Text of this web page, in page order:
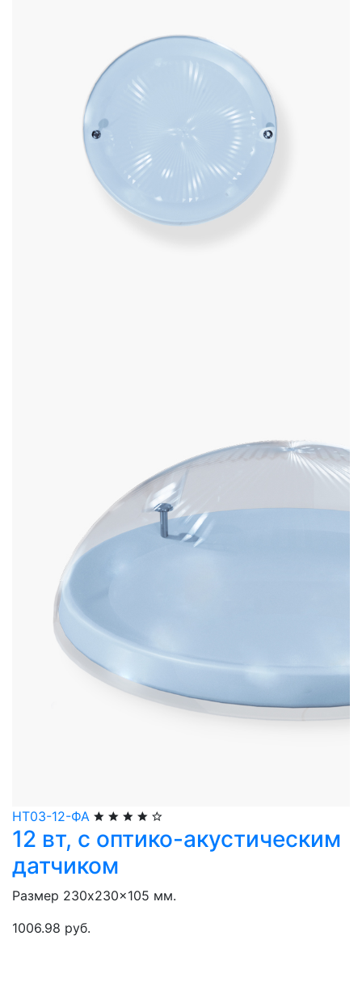
НТ03-12-ФА
12 вт, с оптико-акустическим
датчиком
Размер 230x230x105 мм.
1006.98 руб.